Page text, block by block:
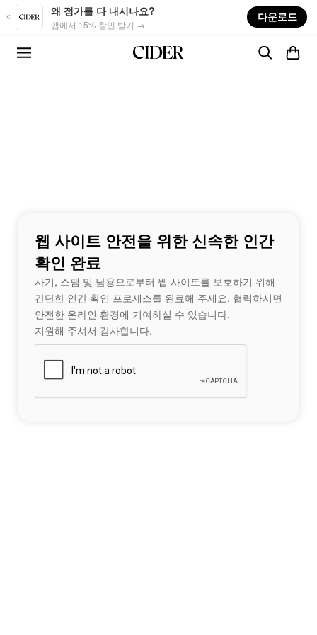
Skip to main content
왜 정가를 다 내시나요?
앱에서 15% 할인 받기 →
다운로드
웹 사이트 안전을 위한 신속한 인간
확인 완료
사기, 스팸 및 남용으로부터 웹 사이트를 보호하기 위해
간단한 인간 확인 프로세스를 완료해 주세요. 협력하시면
안전한 온라인 환경에 기여하실 수 있습니다.
지원해 주셔서 감사합니다.